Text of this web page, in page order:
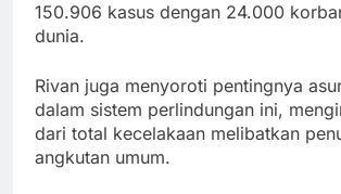
150.906 kasus dengan 24.000
dunia.
Rivan juga menyoroti pentingnya
dalam sistem perlindungan ini,
dari total kecelakaan melibatkan
angkutan umum.